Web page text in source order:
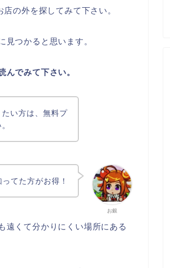
の外を探してみて下さい。
見つかると思います。
んでみて下さい。
い方は、無料プ
お銀
てた方がお得！
遠くて分かりにくい場所にある